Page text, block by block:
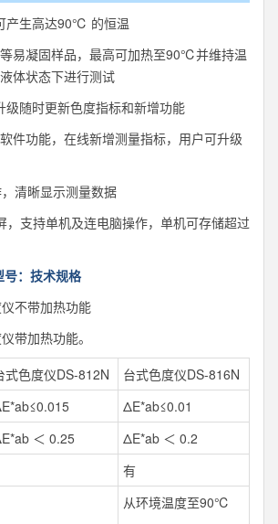
产生高达90℃ 的恒温
易凝固样品，最高可加热至90℃并维持温
体状态下进行测试
级随时更新色度指标和新增功能
件功能，在线新增测量指标，用户可升级
清晰显示测量数据
，支持单机及连电脑操作，单机可存储超过
号：技术规格
不带加热功能
带加热功能。
式色度仪DS-812N
台式色度仪DS-816N
ΔE*ab≤0.01
＜ 0.25
ΔE*ab ＜ 0.2
有
从环境温度至90℃